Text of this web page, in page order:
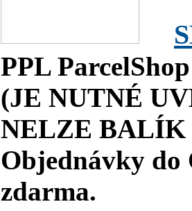
PPL
(JE NUTNÉ
NELZE BALÍK
Objednávky do
zdarma.